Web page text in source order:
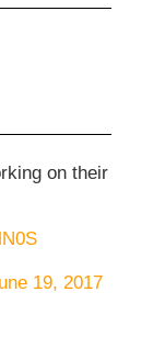
on their
19, 2017